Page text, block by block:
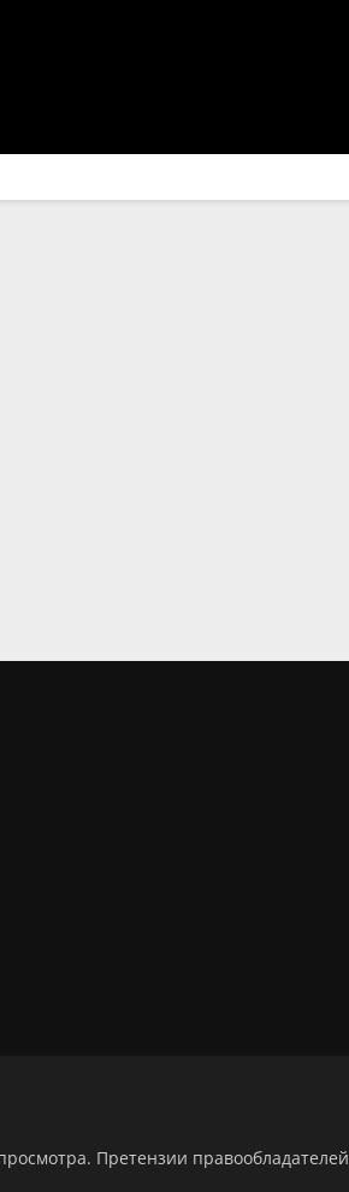
Претензии правообладателей